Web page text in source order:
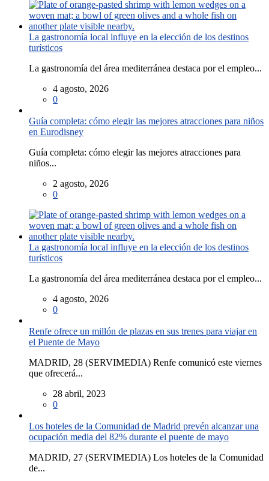
La gastronomía local influye en la elección de los destinos
turísticos
La gastronomía del área mediterránea destaca por el empleo...
4 agosto, 2026
0
Guía completa: cómo elegir las mejores atracciones para niños
en Eurodisney
Guía completa: cómo elegir las mejores atracciones para
niños...
2 agosto, 2026
0
La gastronomía local influye en la elección de los destinos
turísticos
La gastronomía del área mediterránea destaca por el empleo...
4 agosto, 2026
0
Renfe ofrece un millón de plazas en sus trenes para viajar en
el Puente de Mayo
MADRID, 28 (SERVIMEDIA) Renfe comunicó este viernes
que ofrecerá...
28 abril, 2023
0
Los hoteles de la Comunidad de Madrid prevén alcanzar una
ocupación media del 82% durante el puente de mayo
MADRID, 27 (SERVIMEDIA) Los hoteles de la Comunidad
de...